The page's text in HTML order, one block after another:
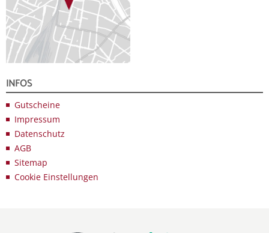
INFOS
Gutscheine
Impressum
Datenschutz
AGB
Sitemap
Cookie Einstellungen